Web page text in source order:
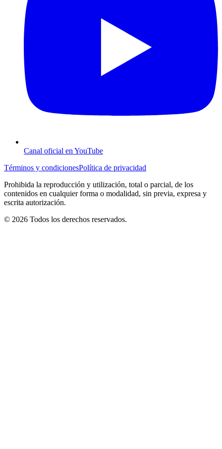
Canal oficial en YouTube
Términos y condicionesPolítica de privacidad
Prohibida la reproducción y utilización, total o parcial, de los
contenidos en cualquier forma o modalidad, sin previa, expresa y
escrita autorización.
© 2026 Todos los derechos reservados.